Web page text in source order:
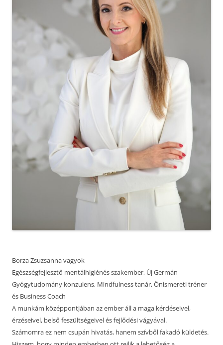
Borza Zsuzsanna vagyok
Egészségfejlesztő mentálhigiénés szakember, Új Germán
Gyógytudomány konzulens, Mindfulness tanár, Önismereti tréner
és Business Coach
A munkám középpontjában az ember áll a maga kérdéseivel,
érzéseivel, belső feszültségeivel és fejlődési vágyával.
Számomra ez nem csupán hivatás, hanem szívből fakadó küldetés.